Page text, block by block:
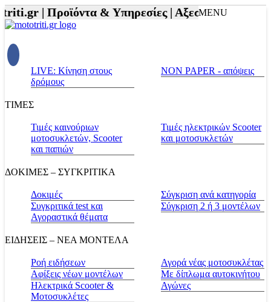
| Προϊόντα & Υπηρεσίες |Αξεσουάρ Αναβάτη
MENU
LIVE: Κίνηση στους
δρόμους
NON PAPER - απόψεις
ΤΙΜΕΣ
Τιμές καινούριων
μοτοσυκλετών, Scooter
και παπιών
Τιμές ηλεκτρικών Scooter
και μοτοσυκλετών
ΔΟΚΙΜΕΣ – ΣΥΓΚΡΙΤΙΚΑ
Δοκιμές
Συγκριτικά test και
Αγοραστικά θέματα
Σύγκριση ανά κατηγορία
Σύγκριση 2 ή 3 μοντέλων
ΕΙΔΗΣΕΙΣ – ΝΕΑ ΜΟΝΤΕΛΑ
Ροή ειδήσεων
Αφίξεις νέων μοντέλων
Ηλεκτρικά Scooter &
Μοτοσυκλέτες
Αγορά νέας μοτοσυκλέτας
Με δίπλωμα αυτοκινήτου
Αγώνες